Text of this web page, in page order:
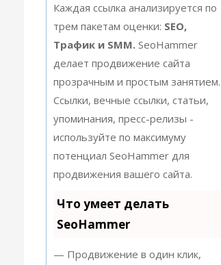
Каждая ссылка анализируется по
трем пакетам оценки: SEO,
Трафик и SMM.SeoHammer
делает продвижение сайта
прозрачным и простым занятием.
Ссылки, вечные ссылки, статьи,
упоминания, пресс-релизы -
используйте по максимуму
потенциал SeoHammer для
продвижения вашего сайта.
Что умеет делать
SeoHammer
— Продвижение в один клик,